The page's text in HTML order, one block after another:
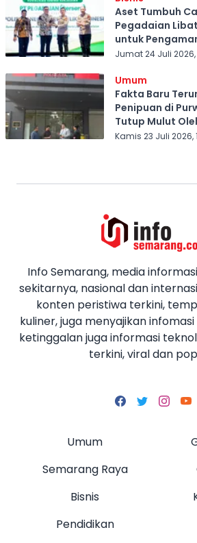
Aset Tumbuh
Pegadaian
untuk
Jumat 24 Juli 2026,
Umum
Fakta Baru
Penipuan di
Tutup Mulut
Investasi
Kamis 23 Juli 2026,
Info Semarang, media
sekitarnya, nasional dan
konten peristiwa terkini,
kuliner, juga menyajikan
ketinggalan juga informasi
terkini, viral dan
Umum
Semarang Raya
Bisnis
Pendidikan